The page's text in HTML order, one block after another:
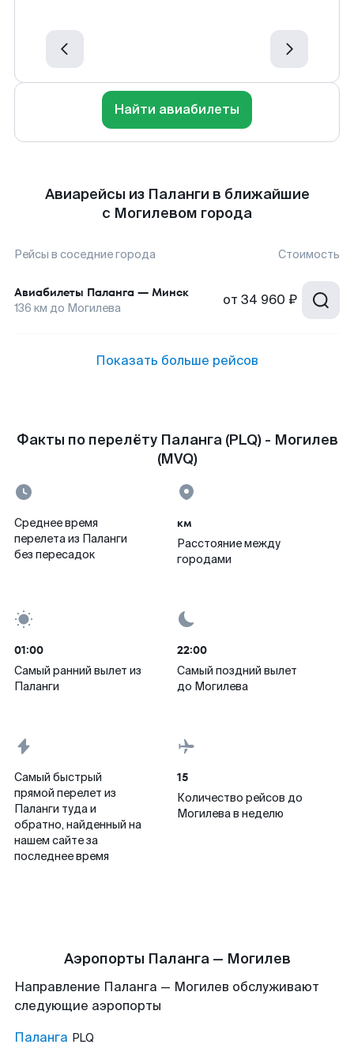
Найти авиабилеты
Авиарейсы из Паланги в ближайшие
с Могилевом города
Рейсы в соседние города Стоимость
Авиабилеты Паланга — Минск
136 км до Могилева от 34 960 ₽
Показать больше рейсов
Факты по перелёту Паланга (PLQ) - Могилев
(MVQ)
Среднее время
перелета из Паланги
без пересадок
км
Расстояние между
городами
01:00
Самый ранний вылет из
Паланги
22:00
Самый поздний вылет
до Могилева
Самый быстрый
прямой перелет из
Паланги туда и
обратно, найденный на
нашем сайте за
последнее время
15
Количество рейсов до
Могилева в неделю
Аэропорты Паланга — Могилев
Направление Паланга — Могилев обслуживают
следующие аэропорты
Паланга PLQ